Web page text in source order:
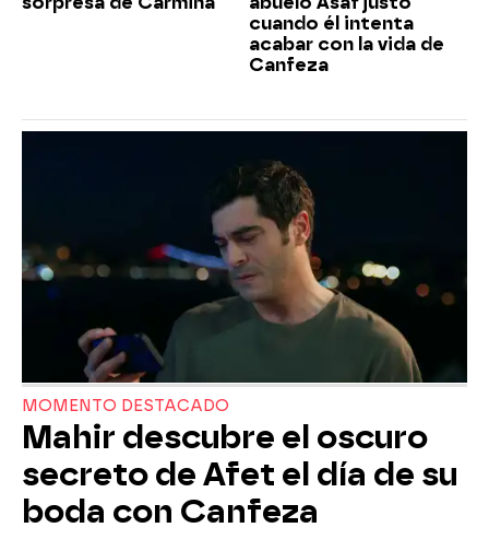
cuando él intenta
acabar con la vida de
Canfeza
MOMENTO DESTACADO
Mahir descubre el oscuro
secreto de Afet el día de su
boda con Canfeza